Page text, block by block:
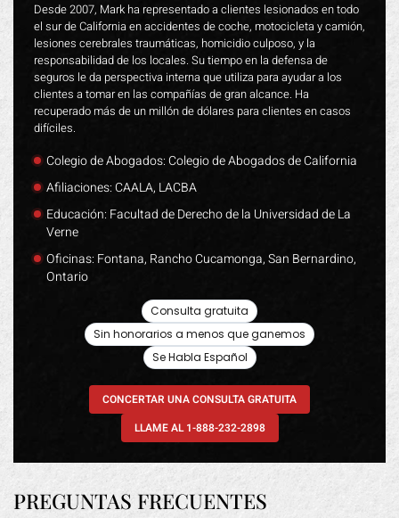
Desde 2007, Mark ha representado a clientes lesionados en todo
el sur de California en accidentes de coche, motocicleta y camión,
lesiones cerebrales traumáticas, homicidio culposo, y la
responsabilidad de los locales. Su tiempo en la defensa de
seguros le da perspectiva interna que utiliza para ayudar a los
clientes a tomar en las compañías de gran alcance. Ha
recuperado más de un millón de dólares para clientes en casos
difíciles.
Colegio de Abogados: Colegio de Abogados de California
Afiliaciones: CAALA, LACBA
Educación: Facultad de Derecho de la Universidad de La
Verne
Oficinas: Fontana, Rancho Cucamonga, San Bernardino,
Ontario
Consulta gratuita
Sin honorarios a menos que ganemos
Se Habla Español
CONCERTAR UNA CONSULTA GRATUITA
LLAME AL 1-888-232-2898
PREGUNTAS FRECUENTES